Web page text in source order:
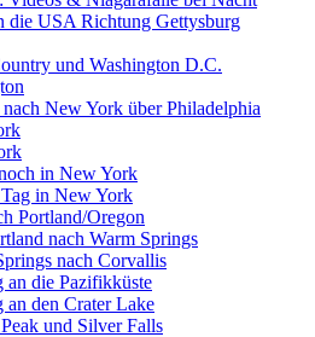
die USA Richtung Gettysburg
und Washington D.C.
New York über Philadelphia
in New York
in New York
Portland/Oregon
nach Warm Springs
nach Corvallis
an die Pazifikküste
an den Crater Lake
und Silver Falls